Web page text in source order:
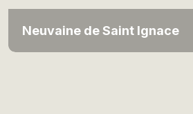
Neuvaine de Saint Ignace